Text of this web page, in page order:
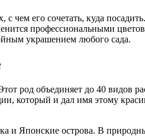
чем его сочетать, куда
профессиональными
украшением любого сада.
род объединяет до 40
который и дал имя этому
и Японские острова. В